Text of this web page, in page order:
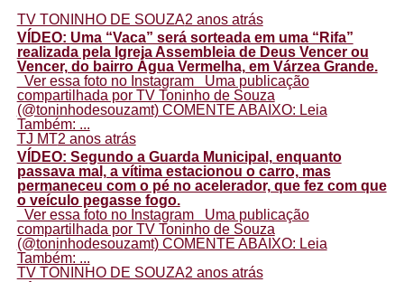
TV TONINHO DE SOUZA2 anos atrás
VÍDEO: Uma “Vaca” será sorteada em uma “Rifa”
realizada pela Igreja Assembleia de Deus Vencer ou
Vencer, do bairro Água Vermelha, em Várzea Grande.
Ver essa foto no Instagram Uma publicação
compartilhada por TV Toninho de Souza
(@toninhodesouzamt) COMENTE ABAIXO: Leia
Também: ...
TJ MT2 anos atrás
VÍDEO: Segundo a Guarda Municipal, enquanto
passava mal, a vítima estacionou o carro, mas
permaneceu com o pé no acelerador, que fez com que
o veículo pegasse fogo.
Ver essa foto no Instagram Uma publicação
compartilhada por TV Toninho de Souza
(@toninhodesouzamt) COMENTE ABAIXO: Leia
Também: ...
TV TONINHO DE SOUZA2 anos atrás